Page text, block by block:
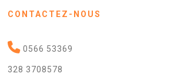
CONTACTEZ-NOUS
0566 53369
328 3708578